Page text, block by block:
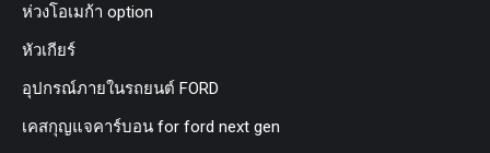
ห่วงโอเมก้า option
หัวเกียร์
อุปกรณ์ภายในรถยนต์ FORD
เคสกุญแจคาร์บอน for ford next gen